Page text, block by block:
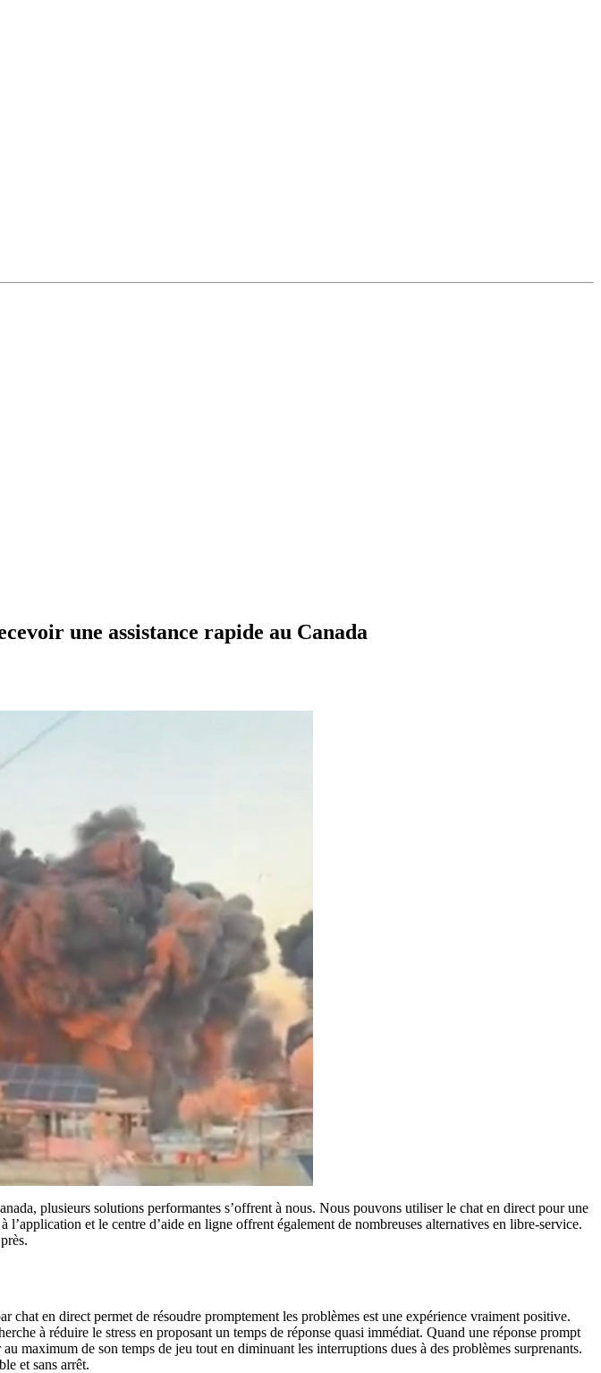
une assistance rapide au Canada
plusieurs solutions performantes s’offrent à nous. Nous pouvons utiliser le chat en direct pour une
et le centre d’aide en ligne offrent également de nombreuses alternatives en libre-service.
chat en direct permet de résoudre promptement les problèmes est une expérience vraiment positive.
à réduire le stress en proposant un temps de réponse quasi immédiat. Quand une réponse prompt
maximum de son temps de jeu tout en diminuant les interruptions dues à des problèmes surprenants.
et sans arrêt.